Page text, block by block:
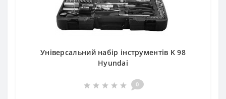
Універсальний набір інструментів K 98
Hyundai
0